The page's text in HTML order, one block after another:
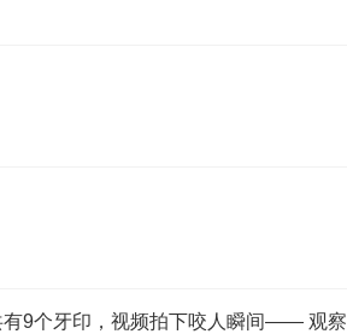
有9个牙印，视频拍下咬人瞬间—— 观察